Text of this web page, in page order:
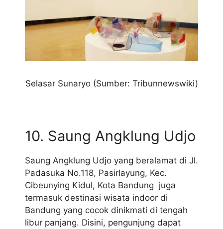
Selasar Sunaryo (Sumber: Tribunnewswiki)
10. Saung Angklung Udjo
Saung Angklung Udjo yang beralamat di Jl.
Padasuka No.118, Pasirlayung, Kec.
Cibeunying Kidul, Kota Bandung juga
termasuk destinasi wisata indoor di
Bandung yang cocok dinikmati di tengah
libur panjang. Disini, pengunjung dapat